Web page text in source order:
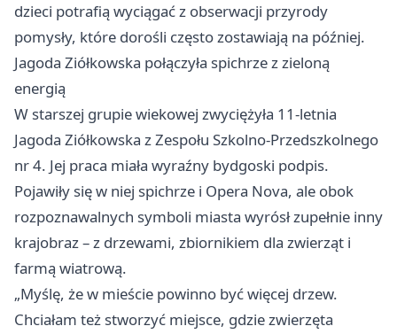
dzieci potrafią wyciągać z obserwacji przyrody
pomysły, które dorośli często zostawiają na później.
Jagoda Ziółkowska połączyła spichrze z zieloną
energią
W starszej grupie wiekowej zwyciężyła 11-letnia
Jagoda Ziółkowska z Zespołu Szkolno-Przedszkolnego
nr 4. Jej praca miała wyraźny bydgoski podpis.
Pojawiły się w niej spichrze i Opera Nova, ale obok
rozpoznawalnych symboli miasta wyrósł zupełnie inny
krajobraz – z drzewami, zbiornikiem dla zwierząt i
farmą wiatrową.
„Myślę, że w mieście powinno być więcej drzew.
Chciałam też stworzyć miejsce, gdzie zwierzęta